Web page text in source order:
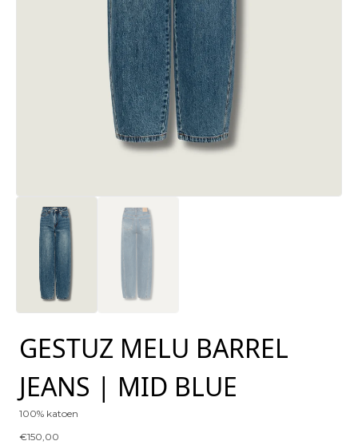
GESTUZ MELU BARREL
JEANS | MID BLUE
100% katoen
€150,00